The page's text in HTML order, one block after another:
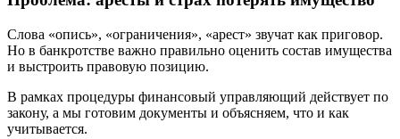
Слова «опись», «ограничения», «арест» звучат как приговор.
Но в банкротстве важно правильно оценить состав имущества
и выстроить правовую позицию.
В рамках процедуры финансовый управляющий действует по
закону, а мы готовим документы и объясняем, что и как
учитывается.